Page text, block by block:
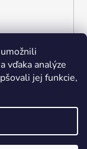
vďaka analýze
jej funkcie,